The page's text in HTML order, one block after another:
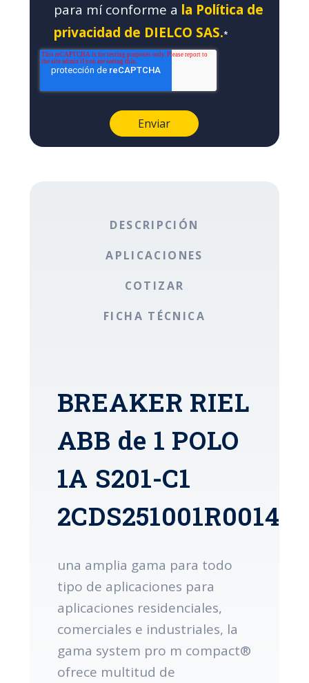
para mí conforme a la Política de
privacidad de DIELCO SAS.*
DESCRIPCIÓN
APLICACIONES
COTIZAR
FICHA TÉCNICA
BREAKER RIEL
ABB de 1 POLO
1A S201-C1
2CDS251001R0014
una amplia gama para todo
tipo de aplicaciones para
aplicaciones residenciales,
comerciales e industriales, la
gama system pro m compact®
ofrece multitud de